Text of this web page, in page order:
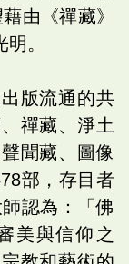
由《禪藏》
。
版流通的共
禪藏、淨土
聞藏、圖像
部，存目者
認為：「佛
美與信仰之